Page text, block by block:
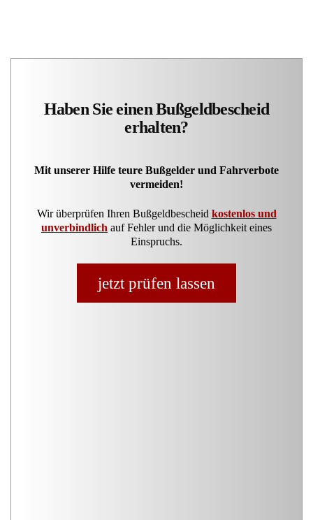
Haben Sie einen Bußgeldbescheid
erhalten?
Mit unserer Hilfe teure Bußgelder und Fahrverbote
vermeiden!
Wir überprüfen Ihren Bußgeldbescheid kostenlos und
unverbindlich auf Fehler und die Möglichkeit eines
Einspruchs.
jetzt prüfen lassen